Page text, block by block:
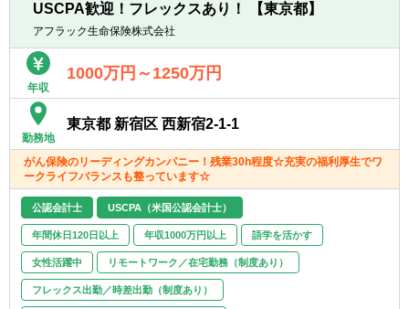
＜経験できること＞
専門のご経験を活かし、経理職としてのスキ
ルアップが可能です。
東京本部の経理部としては総勢約40名おり、
その中でも、①税務②決算・開示③会計、ほ
か各プロジェクト推進のチームで構成されて
います。
まずは、ご担当業務に応じチームに所属いた
だきますが、繁閑の状況によってはお互いの
チームをフォローしあうこともあり、協力的
な風土でもあります。
＜会社の特徴＞
USCPA歓迎！フレックスあり！ 【東京都】
アフラック生命保険株式会社
年収
1000万円～1250万円
勤務地
東京都 新宿区 西新宿2-1-1
がん保険のリーディングカンパニー！残業30h程度☆充実の福利厚生でワ
ークライフバランスも整っています☆
公認会計士 USCPA（米国公認会計士）
年間休日120日以上 年収1000万円以上 語学を活かす
女性活躍中 リモートワーク／在宅勤務（制度あり）
フレックス出勤／時差出勤（制度あり）